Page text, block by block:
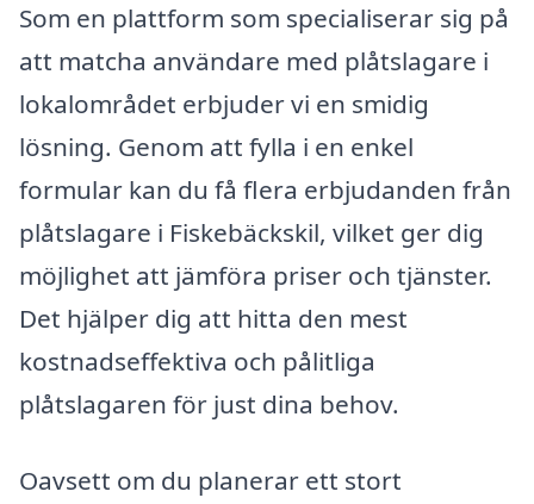
Som en plattform som specialiserar sig på
att matcha användare med plåtslagare i
lokalområdet erbjuder vi en smidig
lösning. Genom att fylla i en enkel
formular kan du få flera erbjudanden från
plåtslagare i Fiskebäckskil, vilket ger dig
möjlighet att jämföra priser och tjänster.
Det hjälper dig att hitta den mest
kostnadseffektiva och pålitliga
plåtslagaren för just dina behov.
Oavsett om du planerar ett stort